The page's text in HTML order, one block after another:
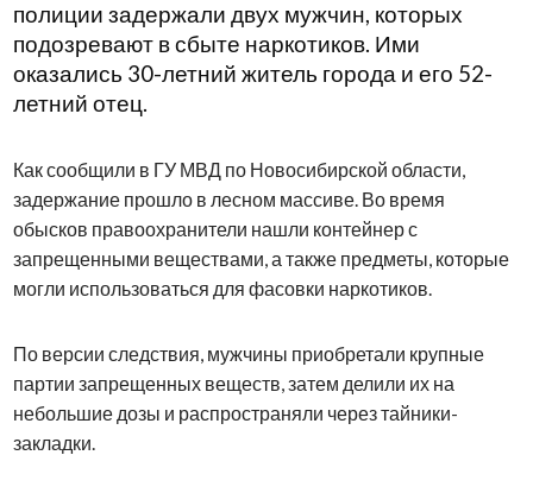
полиции задержали двух мужчин, которых
подозревают в сбыте наркотиков. Ими
оказались 30-летний житель города и его 52-
летний отец.
Как сообщили в ГУ МВД по Новосибирской области,
задержание прошло в лесном массиве. Во время
обысков правоохранители нашли контейнер с
запрещенными веществами, а также предметы, которые
могли использоваться для фасовки наркотиков.
По версии следствия, мужчины приобретали крупные
партии запрещенных веществ, затем делили их на
небольшие дозы и распространяли через тайники-
закладки.